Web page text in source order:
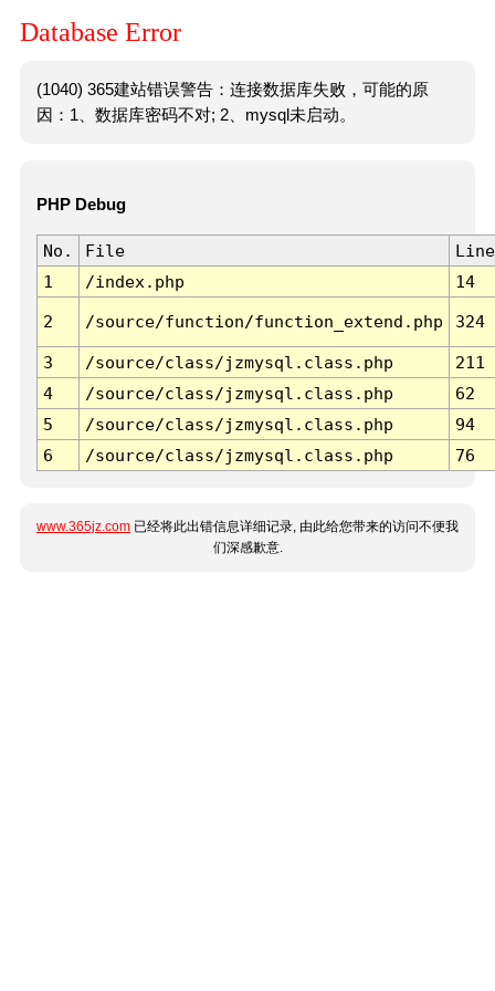
Database Error
(1040) 365建站错误警告：连接数据库失败，可能的原
因：1、数据库密码不对; 2、mysql未启动。
PHP Debug
No. File
Line
1
/index.php 14
2 /source/function/function_extend.php 324
3 /source/class/jzmysql.class.php
211
4
/source/class/jzmysql.class.php
62
5
/source/class/jzmysql.class.php
94
6
/source/class/jzmysql.class.php 76
www.365jz.com 已经将此出错信息详细记录, 由此给您带来的访问不便我
们深感歉意.